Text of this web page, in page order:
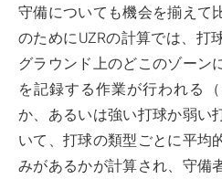
守備についても機会を揃えて
のためにUZRの計算では、打
グラウンド上のどこのゾーン
を記録する作業が行われる
か、あるいは強い打球か弱い
いて、打球の類型ごとに平均
みがあるかが計算され、守備